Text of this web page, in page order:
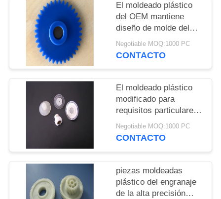
El moldeado plástico
del OEM mantiene
diseño de molde del
engranaje de la alta
precisión POM de
Negotiable MOQ:1000 PC
CONTACTO
El moldeado plástico
modificado para
requisitos particulares
del color mantiene el
nilón/el color
material de Pom
Negotiable MOQ:1000 PC
CONTACTO
piezas moldeadas
plástico del engranaje
de la alta precisión